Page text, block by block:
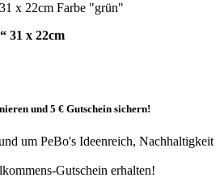
x 22cm Farbe "grün"
31 x 22cm
und 5 € Gutschein sichern!
um PeBo's Ideenreich, Nachhaltigkeit
Gutschein erhalten!